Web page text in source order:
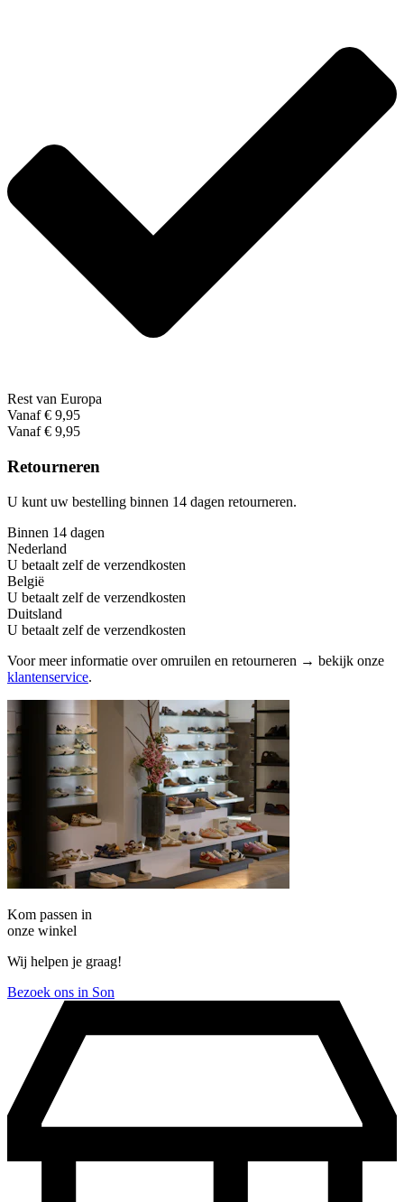
Rest van Europa
Vanaf € 9,95
Vanaf € 9,95
Retourneren
U kunt uw bestelling binnen 14 dagen retourneren.
Binnen 14 dagen
Nederland
U betaalt zelf de verzendkosten
België
U betaalt zelf de verzendkosten
Duitsland
U betaalt zelf de verzendkosten
Voor meer informatie over omruilen en retourneren → bekijk onze
klantenservice.
Kom passen in
onze winkel
Wij helpen je graag!
Bezoek ons in Son